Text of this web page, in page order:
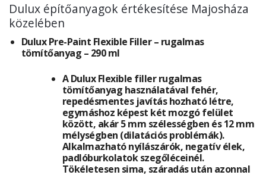
Dulux építőanyagok értékesítése Majosháza
közelében
Dulux Pre-Paint Flexible Filler – rugalmas
tömítőanyag – 290 ml
A Dulux Flexible filler rugalmas
tömítőanyag használatával fehér,
repedésmentes javítás hozható létre,
egymáshoz képest két mozgó felület
között, akár 5 mm szélességben és 12 mm
mélységben (dilatációs problémák).
Alkalmazható nyílászárók, negatív élek,
padlóburkolatok szegőléceinél.
Tökéletesen sima, száradás után azonnal